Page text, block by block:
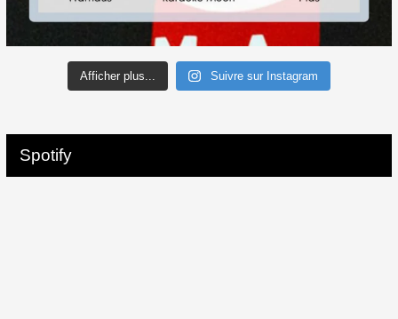
Afficher plus... Suivre sur Instagram
Spotify